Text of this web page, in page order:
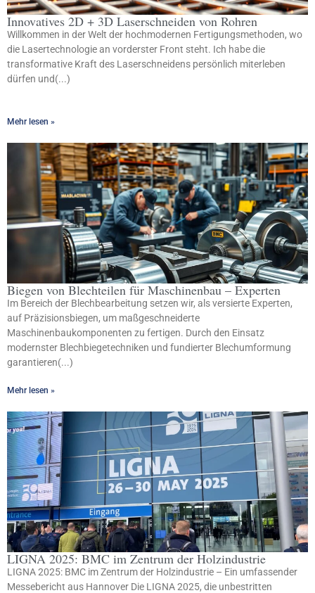
Innovatives 2D + 3D Laserschneiden von Rohren
Willkommen in der Welt der hochmodernen Fertigungsmethoden, wo
die Lasertechnologie an vorderster Front steht. Ich habe die
transformative Kraft des Laserschneidens persönlich miterleben
dürfen und(...)
Mehr lesen »
Biegen von Blechteilen für Maschinenbau – Experten
Im Bereich der Blechbearbeitung setzen wir, als versierte Experten,
auf Präzisionsbiegen, um maßgeschneiderte
Maschinenbaukomponenten zu fertigen. Durch den Einsatz
modernster Blechbiegetechniken und fundierter Blechumformung
garantieren(...)
Mehr lesen »
LIGNA 2025: BMC im Zentrum der Holzindustrie
LIGNA 2025: BMC im Zentrum der Holzindustrie – Ein umfassender
Messebericht aus Hannover Die LIGNA 2025, die unbestritten